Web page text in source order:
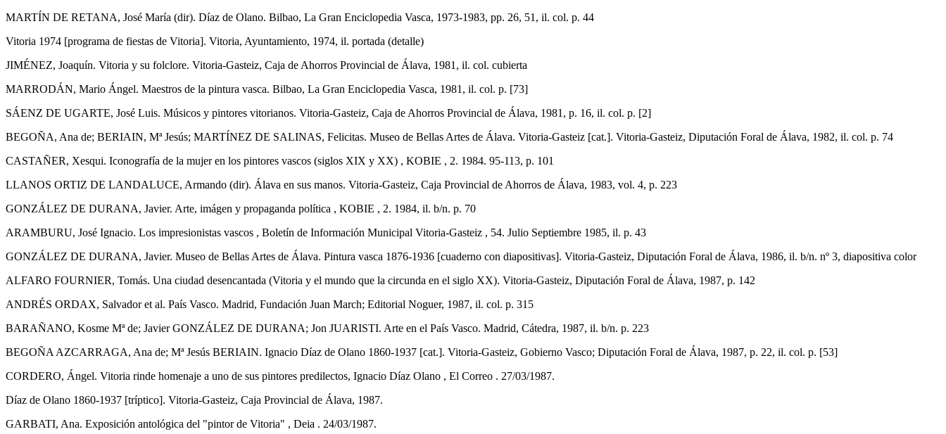
MARTÍN DE RETANA, José María (dir). Díaz de Olano. Bilbao, La Gran Enciclopedia Vasca, 1973-1983, pp. 26, 51, il. col. p. 44
Vitoria 1974 [programa de fiestas de Vitoria]. Vitoria, Ayuntamiento, 1974, il. portada (detalle)
JIMÉNEZ, Joaquín. Vitoria y su folclore. Vitoria-Gasteiz, Caja de Ahorros Provincial de Álava, 1981, il. col. cubierta
MARRODÁN, Mario Ángel. Maestros de la pintura vasca. Bilbao, La Gran Enciclopedia Vasca, 1981, il. col. p. [73]
SÁENZ DE UGARTE, José Luis. Músicos y pintores vitorianos. Vitoria-Gasteiz, Caja de Ahorros Provincial de Álava, 1981, p. 16, il. col. p. [2]
BEGOÑA, Ana de; BERIAIN, Mª Jesús; MARTÍNEZ DE SALINAS, Felicitas. Museo de Bellas Artes de Álava. Vitoria-Gasteiz [cat.]. Vitoria-Gasteiz, Diputación Foral de Álava, 1982, il. col. p. 74
CASTAÑER, Xesqui. Iconografía de la mujer en los pintores vascos (siglos XIX y XX) , KOBIE , 2. 1984. 95-113, p. 101
LLANOS ORTIZ DE LANDALUCE, Armando (dir). Álava en sus manos. Vitoria-Gasteiz, Caja Provincial de Ahorros de Álava, 1983, vol. 4, p. 223
GONZÁLEZ DE DURANA, Javier. Arte, imágen y propaganda política , KOBIE , 2. 1984, il. b/n. p. 70
ARAMBURU, José Ignacio. Los impresionistas vascos , Boletín de Información Municipal Vitoria-Gasteiz , 54. Julio Septiembre 1985, il. p. 43
GONZÁLEZ DE DURANA, Javier. Museo de Bellas Artes de Álava. Pintura vasca 1876-1936 [cuaderno con diapositivas]. Vitoria-Gasteiz, Diputación Foral de Álava, 1986, il. b/n. nº 3, diapositiva color
ALFARO FOURNIER, Tomás. Una ciudad desencantada (Vitoria y el mundo que la circunda en el siglo XX). Vitoria-Gasteiz, Diputación Foral de Álava, 1987, p. 142
ANDRÉS ORDAX, Salvador et al. País Vasco. Madrid, Fundación Juan March; Editorial Noguer, 1987, il. col. p. 315
BARAÑANO, Kosme Mª de; Javier GONZÁLEZ DE DURANA; Jon JUARISTI. Arte en el País Vasco. Madrid, Cátedra, 1987, il. b/n. p. 223
BEGOÑA AZCARRAGA, Ana de; Mª Jesús BERIAIN. Ignacio Díaz de Olano 1860-1937 [cat.]. Vitoria-Gasteiz, Gobierno Vasco; Diputación Foral de Álava, 1987, p. 22, il. col. p. [53]
CORDERO, Ángel. Vitoria rinde homenaje a uno de sus pintores predilectos, Ignacio Díaz Olano , El Correo . 27/03/1987.
Díaz de Olano 1860-1937 [tríptico]. Vitoria-Gasteiz, Caja Provincial de Álava, 1987.
GARBATI, Ana. Exposición antológica del "pintor de Vitoria" , Deia . 24/03/1987.